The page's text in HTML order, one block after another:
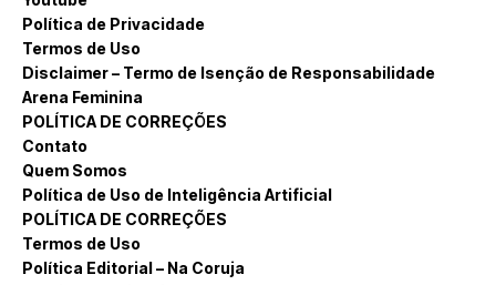
Política de Privacidade
Termos de Uso
Disclaimer – Termo de Isenção de Responsabilidade
Arena Feminina
POLÍTICA DE CORREÇÕES
Contato
Quem Somos
Política de Uso de Inteligência Artificial
POLÍTICA DE CORREÇÕES
Termos de Uso
Política Editorial – Na Coruja